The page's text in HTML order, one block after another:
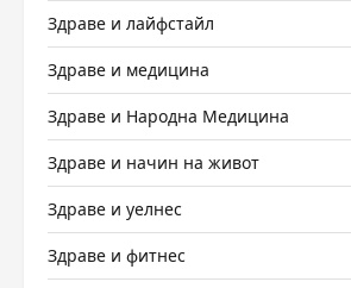
Здраве и лайфстайл
Здраве и медицина
Здраве и Народна Медицина
Здраве и начин на живот
Здраве и уелнес
Здраве и фитнес